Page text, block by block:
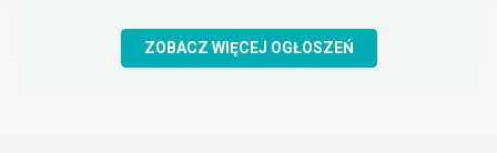
ZOBACZ WIĘCEJ OGŁOSZEŃ